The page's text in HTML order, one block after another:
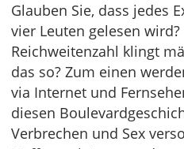
Glauben Sie, dass jedes
vier Leuten gelesen
Reichweitenzahl klingt
das so? Zum einen
via Internet und
diesen
Verbrechen und Sex